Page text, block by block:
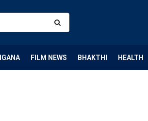
FILM NEWS BHAKTHI HEALTH